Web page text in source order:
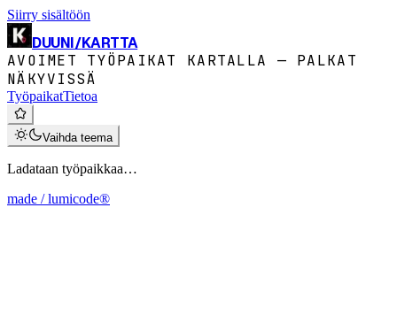
Siirry sisältöön
DUUNI/KARTTA
AVOIMET TYÖPAIKAT KARTALLA — PALKAT
NÄKYVISSÄ
TyöpaikatTietoa
Vaihda teema
Ladataan työpaikkaa…
made / lumicode®